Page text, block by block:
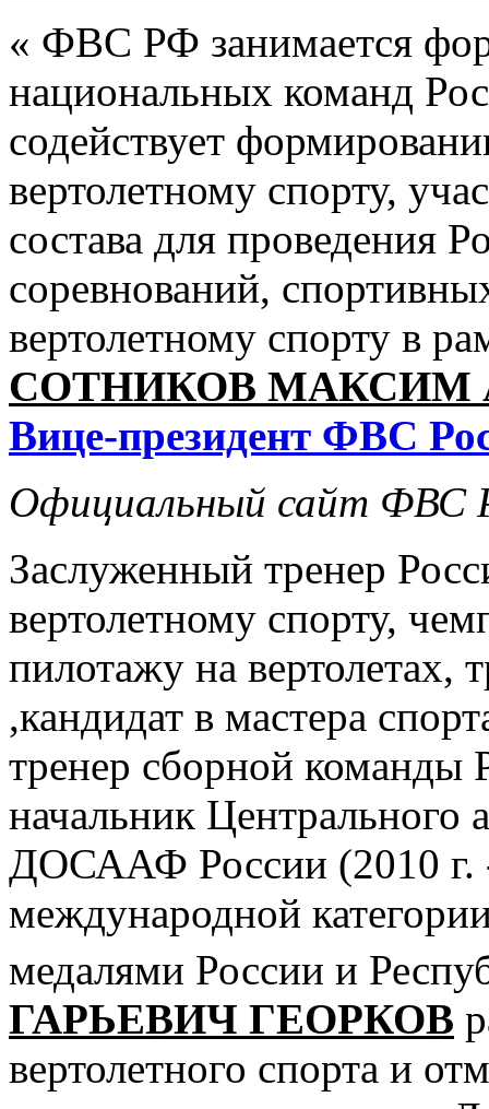
« ФВС РФ занимается
национальных команд
содействует
вертолетному спорту,
состава для проведения
соревнований,
вертолетному спорту в
СОТНИКОВ МАКСИМ
Вице-президент ФВС
Официальный сайт
Заслуженный тренер
вертолетному спорту,
пилотажу на вертолетах,
,кандидат в мастера
тренер сборной команды
начальник
ДОСААФ России (2010 г. -
международной
медалями России и
ГАРЬЕВИЧ ГЕОРКОВ
вертолетного спорта и